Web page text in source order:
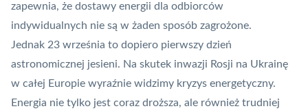
zapewnia, że dostawy energii dla odbiorców
indywidualnych nie są w żaden sposób zagrożone.
Jednak 23 września to dopiero pierwszy dzień
astronomicznej jesieni. Na skutek inwazji Rosji na Ukrainę
w całej Europie wyraźnie widzimy kryzys energetyczny.
Energia nie tylko jest coraz droższa, ale również trudniej